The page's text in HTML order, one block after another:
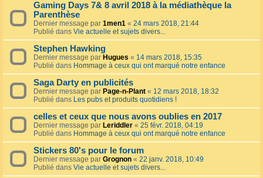
Gaming Days 7& 8 avril 2018 à la médiathèque la
Parenthèse
Dernier message par 1men1 « 24 mars 2018, 21:44
Publié dans Vie actuelle et sujets divers...
Stephen Hawking
Dernier message par Hugues « 14 mars 2018, 15:35
Publié dans Hommage à ceux qui ont marqué notre enfance
Saga Darty en publicités
Dernier message par Page-n-Plant « 12 mars 2018, 18:32
Publié dans Les pubs et produits quotidiens !
celles et ceux que nous avons oublies en 2017
Dernier message par Leriddler « 25 févr. 2018, 04:19
Publié dans Hommage à ceux qui ont marqué notre enfance
Stickers 80's pour le forum
Dernier message par Grognon « 22 janv. 2018, 10:49
Publié dans Vie actuelle et sujets divers...